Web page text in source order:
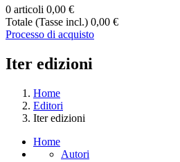
0 articoli 0,00 €
Totale (Tasse incl.) 0,00 €
Processo di acquisto
Iter edizioni
Home
Editori
Iter edizioni
Home
Autori